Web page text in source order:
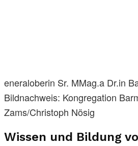
eneraloberin Sr. MMag.a Dr.in
Bildnachweis: Kongregation
Zams/Christoph Nösig
Wissen und Bildung